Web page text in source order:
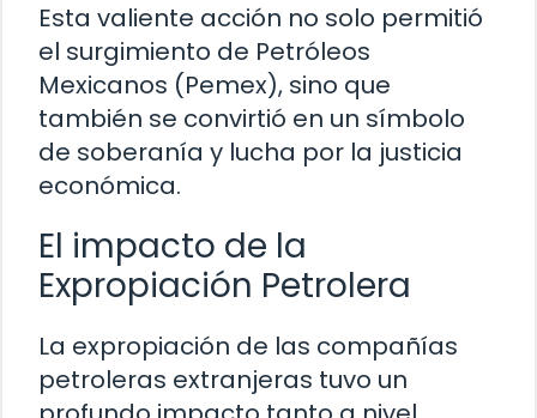
Esta valiente acción no solo permitió
el surgimiento de Petróleos
Mexicanos (Pemex), sino que
también se convirtió en un símbolo
de soberanía y lucha por la justicia
económica.
El impacto de la
Expropiación Petrolera
La expropiación de las compañías
petroleras extranjeras tuvo un